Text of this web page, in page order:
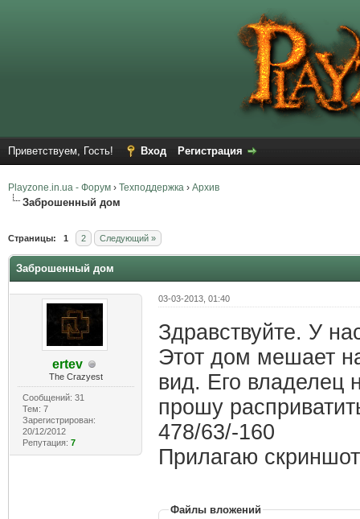
Приветствуем, Гость! Вход Регистрация
Playzone.in.ua - Форум › Техподдержка › Архив
Заброшенный дом
Страницы: 1 2 Следующий »
Заброшенный дом
ertev
The Crazyest
Сообщений: 31
Тем: 7
Зарегистрирован:
20/12/2012
Репутация: 7
03-03-2013, 01:40
Здравствуйте. У
Этот дом мешает
вид. Его владелец
прошу
478/63/-160
Прилагаю
Файлы вложений